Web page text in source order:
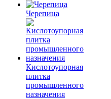
Черепица
Кислотоупорная
плитка
промышленного
назначения